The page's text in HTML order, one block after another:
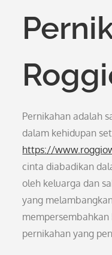
Pernikahan adalah
dalam kehidupan
https://
cinta diabadikan
oleh keluarga dan
yang
mempersembahkan
pernikahan yang